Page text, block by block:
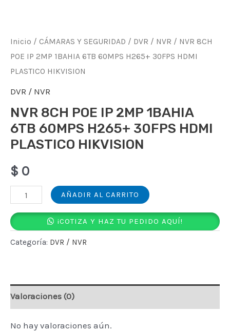
Inicio / CÁMARAS Y SEGURIDAD / DVR / NVR / NVR 8CH
POE IP 2MP 1BAHIA 6TB 60MPS H265+ 30FPS HDMI
PLASTICO HIKVISION
DVR / NVR
NVR 8CH POE IP 2MP 1BAHIA
6TB 60MPS H265+ 30FPS HDMI
PLASTICO HIKVISION
$ 0
NVR
POE
IP
6TB
H265+
AÑADIR AL CARRITO
¡COTIZA Y HAZ TU PEDIDO AQUÍ!
Categoría: DVR / NVR
Valoraciones (0)
No hay valoraciones aún.